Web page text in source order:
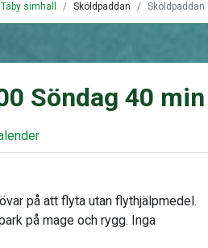
simhall Sköldpaddan Sköldpaddan
Söndag 40 min
på att flyta utan flythjälpmedel.
på mage och rygg. Inga